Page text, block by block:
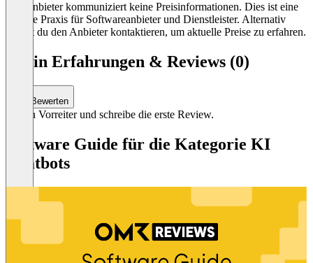
Der Anbieter kommuniziert keine Preisinformationen. Dies ist eine
übliche Praxis für Softwareanbieter und Dienstleister. Alternativ
kannst du den Anbieter kontaktieren, um aktuelle Preise zu erfahren.
Devin Erfahrungen & Reviews (0)
Bewerten
Sei ein Vorreiter und schreibe die erste Review.
Software Guide für die Kategorie KI
Chatbots